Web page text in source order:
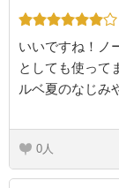
いいですね！ノ
としても使って
ルベ夏のなじみ
0